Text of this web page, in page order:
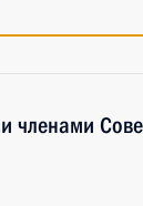
членами